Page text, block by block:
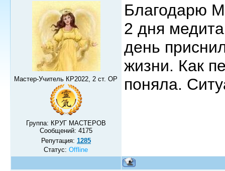
Мастер-Учитель КР2022, 2 ст. ОР
Группа: КРУГ МАСТЕРОВ
Сообщений: 4175
Репутация: 1285
Статус:Offline
Благодарю
2 дня
день
жизни. Как
поняла.